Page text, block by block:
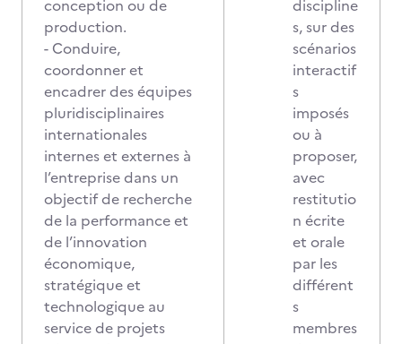
conception ou de
production.
- Conduire,
coordonner et
encadrer des équipes
pluridisciplinaires
internationales
internes et externes à
l’entreprise dans un
objectif de recherche
de la performance et
de l’innovation
économique,
stratégique et
technologique au
service de projets
discipline
s, sur des
scénarios
interactif
s
imposés
ou à
proposer,
avec
restitutio
n écrite
et orale
par les
différent
s
membres